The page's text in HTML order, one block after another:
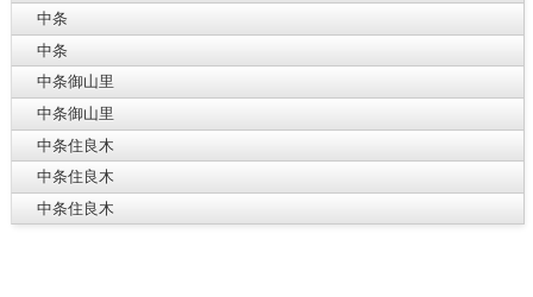
中条
中条
中条御山里
中条御山里
中条住良木
中条住良木
中条住良木